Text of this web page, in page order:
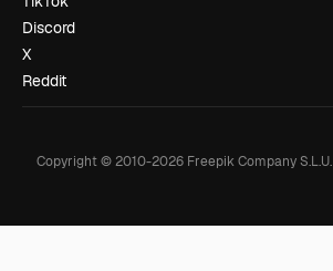
Discord
X
Reddit
Copyright © 2010-2026Freepik Company S.L.U.